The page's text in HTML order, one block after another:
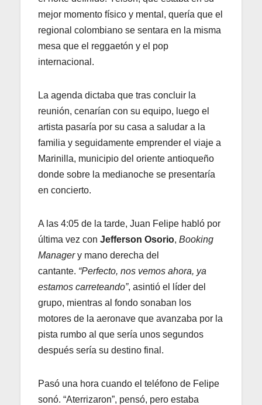
mejor momento físico y mental, quería que el
regional colombiano se sentara en la misma
mesa que el reggaetón y el pop
internacional.
La agenda dictaba que tras concluir la
reunión, cenarían con su equipo, luego el
artista pasaría por su casa a saludar a la
familia y seguidamente emprender el viaje a
Marinilla, municipio del oriente antioqueño
donde sobre la medianoche se presentaría
en concierto.
A las 4:05 de la tarde, Juan Felipe habló por
última vez con Jefferson Osorio, Booking
Managery mano derecha del
cantante. “Perfecto, nos vemos ahora, ya
estamos carreteando”, asintió el líder del
grupo, mientras al fondo sonaban los
motores de la aeronave que avanzaba por la
pista rumbo al que sería unos segundos
después sería su destino final.
Pasó una hora cuando el teléfono de Felipe
sonó. “Aterrizaron”, pensó, pero estaba